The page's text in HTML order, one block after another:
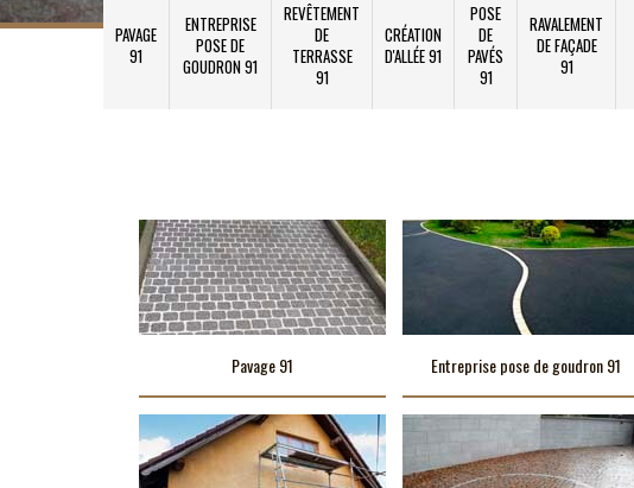
PAVAGE
91
ENTREPRISE
POSE DE
GOUDRON 91
REVÊTEMENT
DE
TERRASSE
91
CRÉATION
D'ALLÉE 91
POSE
DE
PAVÉS
91
RAVALEMENT
DE FAÇADE
91
Pavage 91 Entreprise pose de goudron 91